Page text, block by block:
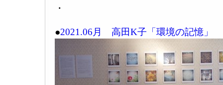
・
●2021.06月 高田K子「環境の記憶」